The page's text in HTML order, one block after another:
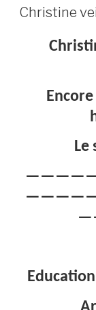
LE
Christine
Le